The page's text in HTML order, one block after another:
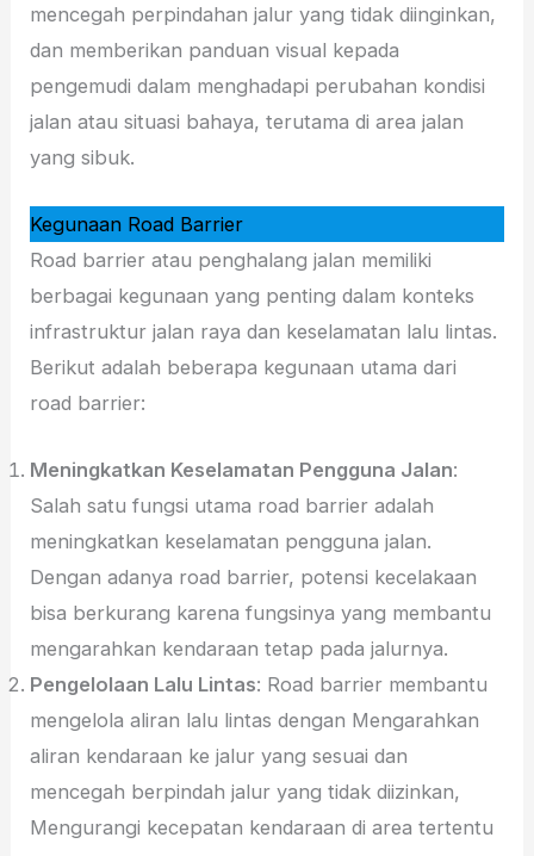
mencegah perpindahan jalur yang tidak diinginkan,
dan memberikan panduan visual kepada
pengemudi dalam menghadapi perubahan kondisi
jalan atau situasi bahaya, terutama di area jalan
yang sibuk.
Kegunaan Road Barrier
Road barrier atau penghalang jalan memiliki
berbagai kegunaan yang penting dalam konteks
infrastruktur jalan raya dan keselamatan lalu lintas.
Berikut adalah beberapa kegunaan utama dari
road barrier:
Meningkatkan Keselamatan Pengguna Jalan:
Salah satu fungsi utama road barrier adalah
meningkatkan keselamatan pengguna jalan.
Dengan adanya road barrier, potensi kecelakaan
bisa berkurang karena fungsinya yang membantu
mengarahkan kendaraan tetap pada jalurnya.
Pengelolaan Lalu Lintas: Road barrier membantu
mengelola aliran lalu lintas dengan Mengarahkan
aliran kendaraan ke jalur yang sesuai dan
mencegah berpindah jalur yang tidak diizinkan,
Mengurangi kecepatan kendaraan di area tertentu